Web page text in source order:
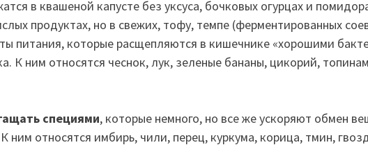
в квашеной капусте без уксуса, бочковых огурцах и
продуктах, но в свежих, тофу, темпе (ферментированных
питания, которые расщепляются в кишечнике «хорошими
ним относятся чеснок, лук, зеленые бананы, цикорий,
специями, которые немного, но все же ускоряют обмен
ним относятся имбирь, чили, перец, куркума, корица, тмин,